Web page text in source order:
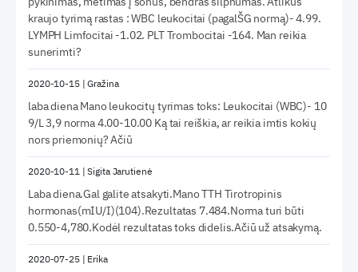
kraujo tyrimą rastas : WBC leukocitai (pagalŠG normą)- 4.99.
LYMPH Limfocitai -1.02. PLT Trombocitai -164. Man reikia
sunerimti?
2020-10-15|Gražina
laba diena Mano leukocitų tyrimas toks: Leukocitai (WBC)- 10
9/L 3,9 norma 4.00-10.00 Ką tai reiškia, ar reikia imtis kokių
nors priemonių? Ačiū
2020-10-11|Sigita Jarutienė
Laba diena.Gal galite atsakyti.Mano TTH Tirotropinis
hormonas(mIU/I)(104).Rezultatas 7.484.Norma turi būti
0.550-4,780.Kodėl rezultatas toks didelis.Ačiū už atsakymą.
2020-07-25| Erika